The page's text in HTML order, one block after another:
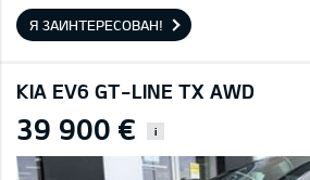
Я ЗАИНТЕРЕСОВАН!
KIA EV6 GT-LINE TX AWD
39 900 € i